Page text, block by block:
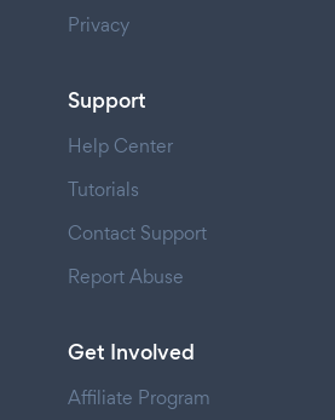
Privacy
Support
Help Center
Tutorials
Contact Support
Report Abuse
Get Involved
Affiliate Program